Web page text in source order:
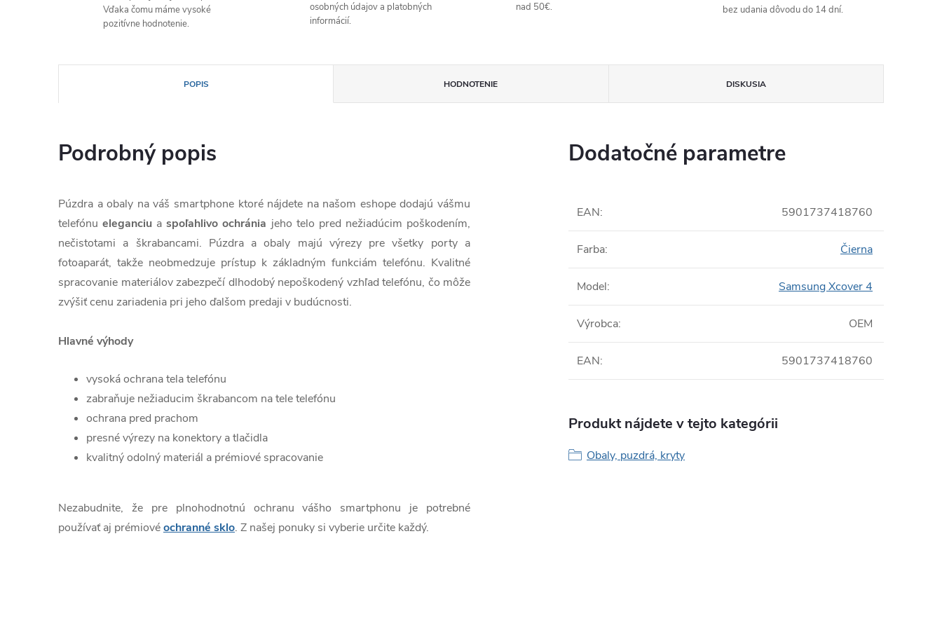
Vďaka čomu máme vysoké
pozitívne hodnotenie.
osobných údajov a platobných
informácií.
nad 50€.
bez udania dôvodu do 14 dní.
POPIS HODNOTENIE DISKUSIA
Podrobný popis
Púzdra a obaly na váš smartphone ktoré nájdete na našom eshope dodajú vášmu
telefónueleganciu aspoľahlivo ochránia jeho telo pred nežiadúcim poškodením,
nečistotami a škrabancami. Púzdra a obaly majú výrezy pre všetky porty a
fotoaparát, takže neobmedzuje prístup k základným funkciám telefónu. Kvalitné
spracovanie materiálov zabezpečí dlhodobý nepoškodený vzhľad telefónu, čo môže
zvýšiť cenu zariadenia pri jeho ďalšom predaji v budúcnosti.
Hlavné výhody
vysoká ochrana tela telefónu
zabraňuje nežiaducim škrabancom na tele telefónu
ochrana pred prachom
presné výrezy na konektory a tlačidla
kvalitný odolný materiál a prémiové spracovanie
Nezabudnite, že pre plnohodnotnú ochranu vášho smartphonu je potrebné
používať aj prémiovéochranné sklo. Z našej ponuky si vyberie určite každý.
Dodatočné parametre
EAN: 5901737418760
Farba: Čierna
Model: Samsung Xcover 4
Výrobca: OEM
EAN: 5901737418760
Produkt nájdete v tejto kategórii
Obaly, puzdrá, kryty